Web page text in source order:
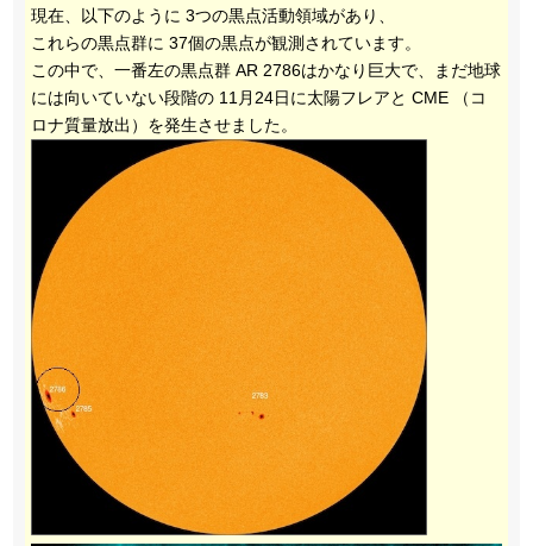
現在、以下のように 3つの黒点活動領域があり、
これらの黒点群に 37個の黒点が観測されています。
この中で、一番左の黒点群 AR 2786はかなり巨大で、まだ地球
には向いていない段階の 11月24日に太陽フレアと CME （コ
ロナ質量放出）を発生させました。